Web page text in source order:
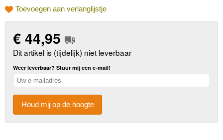
Toevoegen aan verlanglijstje
€44,95
Dit artikel is (tijdelijk) niet leverbaar
Weer leverbaar? Stuur mij een e-mail!
Houd mij op de hoogte